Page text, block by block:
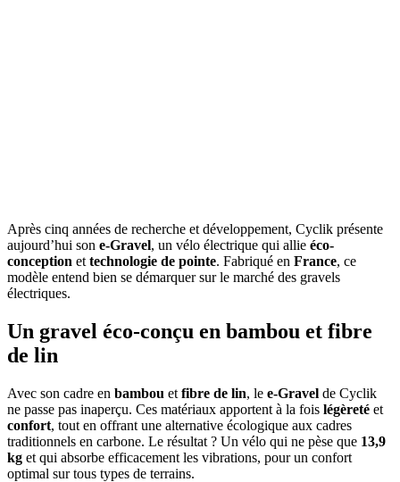
Après cinq années de recherche et développement, Cyclik présente
aujourd’hui son e-Gravel, un vélo électrique qui allie éco-
conception et technologie de pointe. Fabriqué en France, ce
modèle entend bien se démarquer sur le marché des gravels
électriques.
Un gravel éco-conçu en bambou et fibre
de lin
Avec son cadre en bambou et fibre de lin, le e-Gravel de Cyclik
ne passe pas inaperçu. Ces matériaux apportent à la fois légèreté et
confort, tout en offrant une alternative écologique aux cadres
traditionnels en carbone. Le résultat ? Un vélo qui ne pèse que 13,9
kg et qui absorbe efficacement les vibrations, pour un confort
optimal sur tous types de terrains.